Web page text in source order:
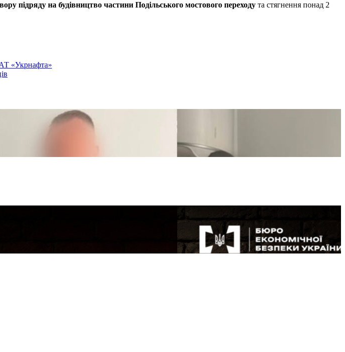
підряду на будівництво частини Подільського мостового переходу та стягнення понад 2
«Укрнафта»